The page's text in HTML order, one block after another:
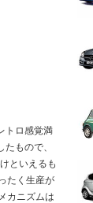
トロ感覚満
もので、
といえるも
たく生産が
カニズムは